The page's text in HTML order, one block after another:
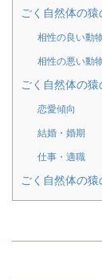
ごく自然体の猿
相性の良い動
相性の悪い動
ごく自然体の猿
恋愛傾向
結婚・婚期
仕事・適職
ごく自然体の猿